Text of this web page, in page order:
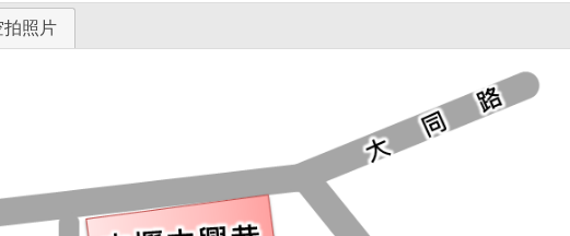
拍照片